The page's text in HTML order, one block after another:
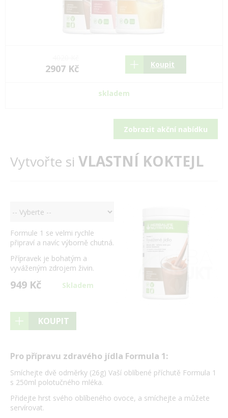
2907 Kč Koupit
skladem
Zobrazit akční nabídku
Vytvořte si VLASTNÍ KOKTEJL
Formule 1 se velmi rychle
připraví a navíc výborně chutná.
Přípravek je bohatým a
vyváženým zdrojem živin.
949 Kč Skladem
KOUPIT
Pro přípravu zdravého jídla Formula 1:
Smíchejte dvě odměrky (26g) Vaší oblíbené příchutě Formula 1
s 250ml polotučného mléka.
Přidejte hrst svého oblíbeného ovoce, a smíchejte a můžete
servírovat.